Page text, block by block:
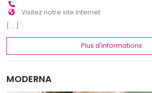
Visitez notre site Internet
[...]
Plus d'informations
MODERNA